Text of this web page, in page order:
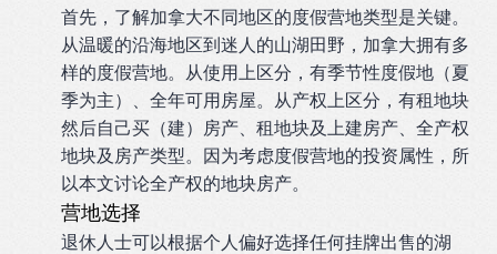
首先，了解加拿大不同地区的度假营地类型是关键。
从温暖的沿海地区到迷人的山湖田野，加拿大拥有多
样的度假营地。从使用上区分，有季节性度假地（夏
季为主）、全年可用房屋。从产权上区分，有租地块
然后自己买（建）房产、租地块及上建房产、全产权
地块及房产类型。因为考虑度假营地的投资属性，所
以本文讨论全产权的地块房产。
营地选择
退休人士可以根据个人偏好选择任何挂牌出售的湖